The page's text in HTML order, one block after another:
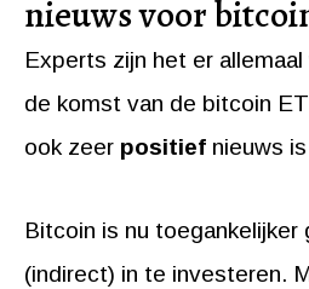
nieuws voor
Experts zijn het er
de komst van de bitcoin
ook zeer positief nieuws
Bitcoin is nu toegankelijker
(indirect) in te investeren.